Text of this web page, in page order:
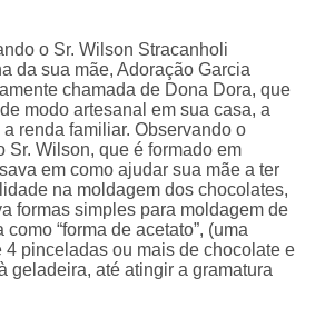
o Sr. Wilson Stracanholi
da sua mãe, Adoração Garcia
chamada de Dona Dora, que
modo artesanal em sua casa, a
renda familiar. Observando o
Sr. Wilson, que é formado em
em como ajudar sua mãe a ter
na moldagem dos chocolates,
formas simples para moldagem de
“forma de acetato”, (uma
4 pinceladas ou mais de chocolate e
geladeira, até atingir a gramatura